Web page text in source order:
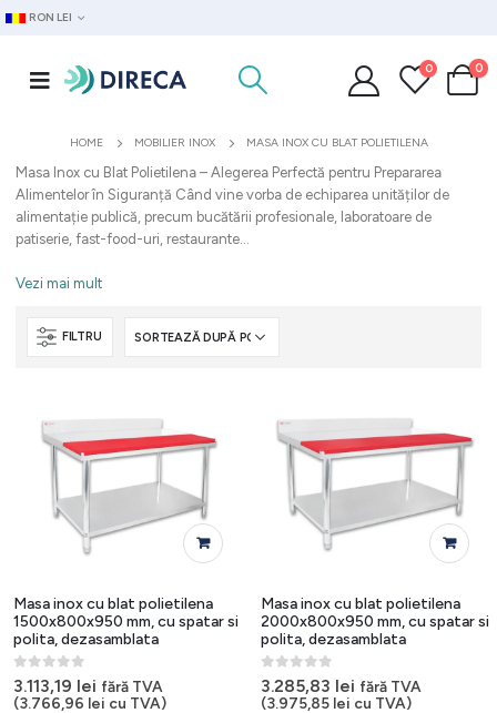
RON LEI
0 0
HOME MOBILIER INOX MASA INOX CU BLAT POLIETILENA
Masa Inox cu Blat Polietilena – Alegerea Perfectă pentru Prepararea
Alimentelor în Siguranță Când vine vorba de echiparea unităților de
alimentație publică, precum bucătării profesionale, laboratoare de
patiserie, fast-food-uri, restaurante...
Vezi mai mult
FILTRU
Masa inox cu blat polietilena
1500x800x950 mm, cu spatar si
polita, dezasamblata
0out of 5
3.113,19 lei fără TVA
(3.766,96 lei cu TVA)
Masa inox cu blat polietilena
2000x800x950 mm, cu spatar si
polita, dezasamblata
0out of 5
3.285,83 lei fără TVA
(3.975,85 lei cu TVA)